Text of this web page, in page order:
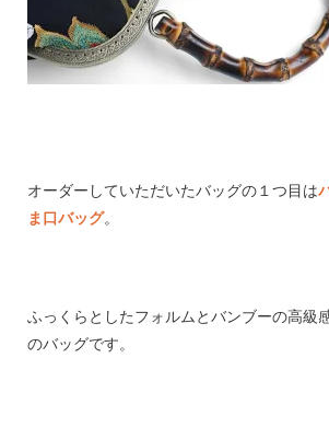
オーダーしていただいたバッグの１つ目は
ま口バッグ。
ふっくらとしたフォルムとバンブーの高級
のバッグです。